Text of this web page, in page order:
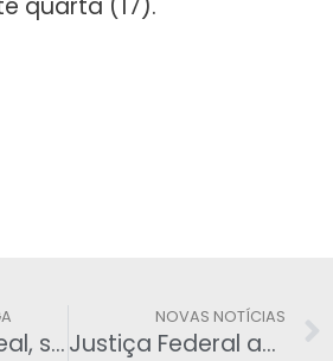
quarta (17).
Sem ganho real, salário mínimo deve ir para R$ 1.040 em 2020, propõe governo
NOVAS NOTÍCIAS
Justiça Federal anula concessão de passaporte diplomático dado por Bolsonaro a Edir Macedo